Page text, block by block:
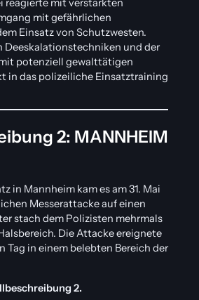
reagierte mit verstärkten
mit gefährlichen
Einsatz von Schutzwesten.
Deeskalationstechniken und der
potenziell gewalttätigen
in das polizeiliche Einsatztraining
2: MANNHEIM
in Mannheim kam es am 31. Mai
Messerattacke auf einen
stach dem Polizisten mehrmals
Die Attacke ereignete
Tag in einem belebten Bereich der
2.